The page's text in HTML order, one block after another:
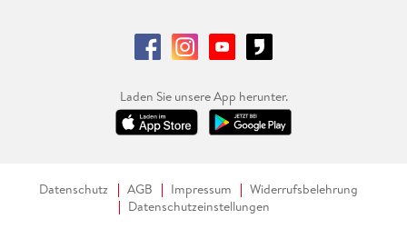
Laden Sie unsere App herunter.
Datenschutz AGB Impressum
Widerrufsbelehrung
Datenschutzeinstellungen